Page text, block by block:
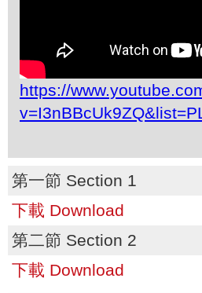
https://
第一節 Section 1
下載 Download
第二節 Section 2
下載 Download